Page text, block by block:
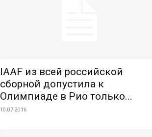
IAAF из всей российской
сборной допустила к
Олимпиаде в Рио только...
10.07.2016